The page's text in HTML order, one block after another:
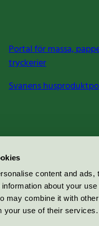
content and
about your
may combine it with
your use of their services.
Portal för massa,
tryckerier
Svanens